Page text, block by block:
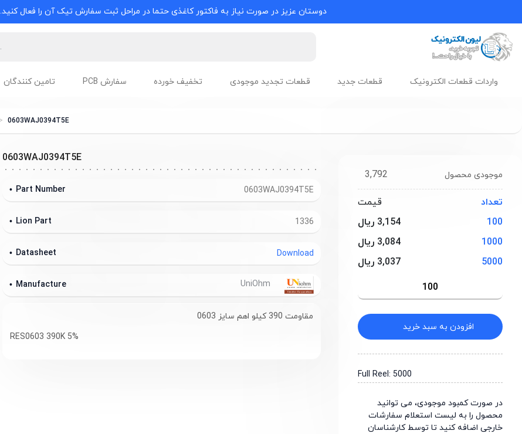
دوستان عزیز در صورت نیاز به فاکتور کاغذی حتما در مراحل ثبت سفارش تیک آن را فعال کنید.
واردات قطعات الکترونیک قطعات جدید قطعات تجدید موجودی تخفیف خورده سفارش PCB تامین کنندگان
0603WAJ0394T5E
3,792 موجودی محصول
تعداد
قیمت
100
3,154 ریال
1000
3,084 ریال
5000
3,037 ریال
افزودن به سبد خرید
Full Reel: 5000
در صورت کمبود موجودی، می توانید
محصول را به لیست استعلام سفارشات
خارجی اضافه کنید تا توسط کارشناسان
0603WAJ0394T5E
0603WAJ0394T5E
Part Number
1336
Lion Part
Download
Datasheet
Manufacture
مقاومت 390 کیلو اهم سایز 0603
RES0603 390K 5%